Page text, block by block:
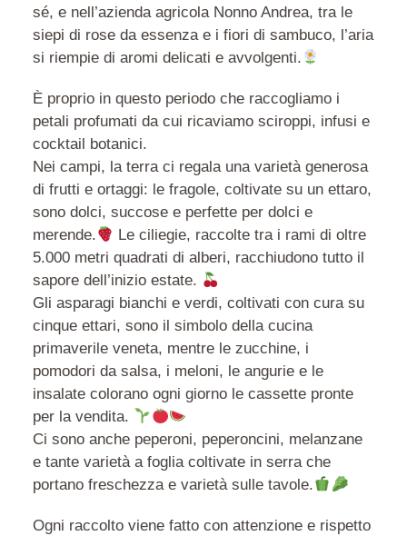
sé, e nell’azienda agricola Nonno Andrea, tra le
siepi di rose da essenza e i fiori di sambuco, l’aria
si riempie di aromi delicati e avvolgenti.
È proprio in questo periodo che raccogliamo i
petali profumati da cui ricaviamo sciroppi, infusi e
cocktail botanici.
Nei campi, la terra ci regala una varietà generosa
di frutti e ortaggi: le fragole, coltivate su un ettaro,
sono dolci, succose e perfette per dolci e
merende.
Le ciliegie, raccolte tra i rami di oltre
5.000 metri quadrati di alberi, racchiudono tutto il
sapore dell’inizio estate.
Gli asparagi bianchi e verdi, coltivati con cura su
cinque ettari, sono il simbolo della cucina
primaverile veneta, mentre le zucchine, i
pomodori da salsa, i meloni, le angurie e le
insalate colorano ogni giorno le cassette pronte
per la vendita.
Ci sono anche peperoni, peperoncini, melanzane
e tante varietà a foglia coltivate in serra che
portano freschezza e varietà sulle tavole.
Ogni raccolto viene fatto con attenzione e rispetto